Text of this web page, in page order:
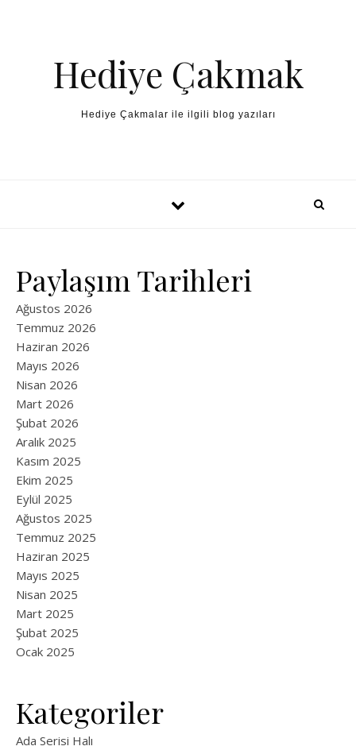
Hediye Çakmak
Hediye Çakmalar ile ilgili blog yazıları
Paylaşım Tarihleri
Ağustos 2026
Temmuz 2026
Haziran 2026
Mayıs 2026
Nisan 2026
Mart 2026
Şubat 2026
Aralık 2025
Kasım 2025
Ekim 2025
Eylül 2025
Ağustos 2025
Temmuz 2025
Haziran 2025
Mayıs 2025
Nisan 2025
Mart 2025
Şubat 2025
Ocak 2025
Kategoriler
Ada Serisi Halı